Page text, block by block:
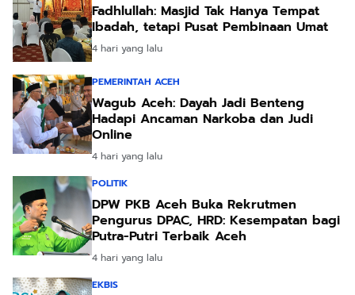
Fadhlullah: Masjid Tak Hanya Tempat
Ibadah, tetapi Pusat Pembinaan Umat
4 hari yang lalu
PEMERINTAH ACEH
Wagub Aceh: Dayah Jadi Benteng
Hadapi Ancaman Narkoba dan Judi
Online
4 hari yang lalu
POLITIK
DPW PKB Aceh Buka Rekrutmen
Pengurus DPAC, HRD: Kesempatan bagi
Putra-Putri Terbaik Aceh
4 hari yang lalu
EKBIS